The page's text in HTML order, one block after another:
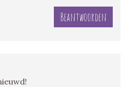
Beantwoorden